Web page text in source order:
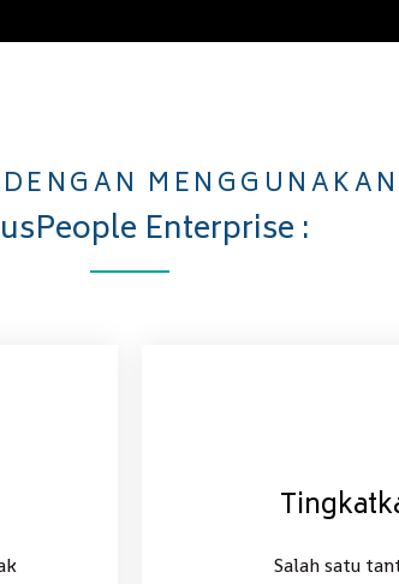
MENGGUNAKAN
Enterprise :
Salah satu